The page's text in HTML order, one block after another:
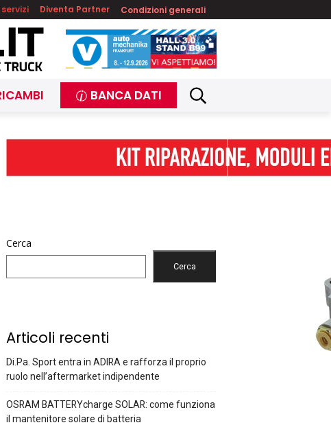
Diventa Partner Condizioni generali
BANCA DATI
Cerca
Cerca
Articoli recenti
Di.Pa. Sport entra in ADIRA e rafforza il proprio
ruolo nell’aftermarket indipendente
OSRAM BATTERYcharge SOLAR: come funziona
il mantenitore solare di batteria